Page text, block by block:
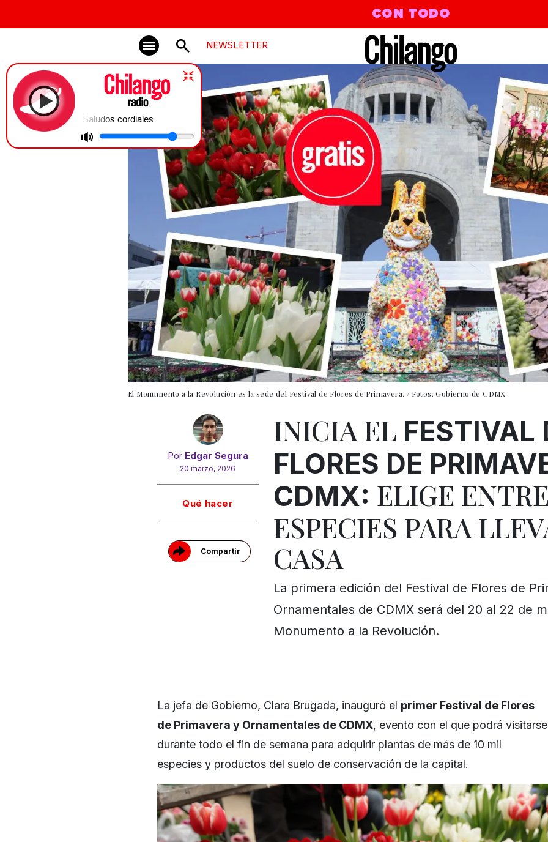
CON TODO
NEWSLETTER
Saludos cordiales
El Monumento a la Revolución es la sede del Festival de Flores de Primavera. / Fotos: Gobierno de CDMX
Por Edgar Segura
20 marzo, 2026
Qué hacer
Compartir
INICIA EL FESTIVAL
FLORES DE
CDMX: ELIGE
ESPECIES PARA
CASA
La primera edición del Festival de Flores de
Ornamentales de CDMX será del 20 al 22 de
Monumento a la Revolución.
La jefa de Gobierno, Clara Brugada, inauguró el primer Festival de Flores
de Primavera y Ornamentales de CDMX, evento con el que podrá visitarse
durante todo el fin de semana para adquirir plantas de más de 10 mil
especies y productos del suelo de conservación de la capital.